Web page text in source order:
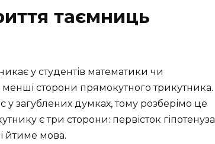
таємниць
у студентів математики чи
менші сторони прямокутного трикутника.
загублених думках, тому розберімо це
є три сторони: первісток гіпотенуза
йтиме мова.